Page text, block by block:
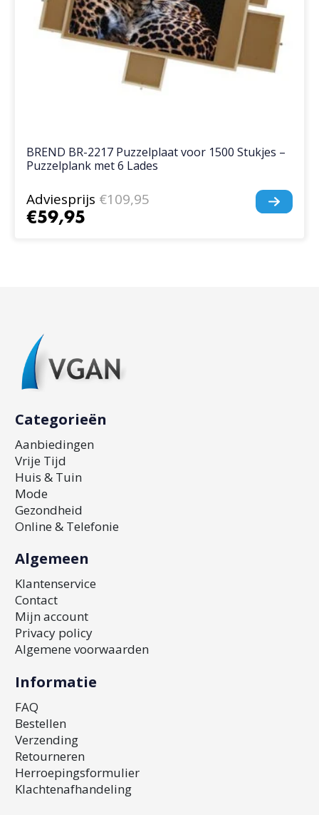
BREND BR-2217 Puzzelplaat voor 1500 Stukjes –
Puzzelplank met 6 Lades
Adviesprijs €109,95
€59,95
Categorieën
Aanbiedingen
Vrije Tijd
Huis & Tuin
Mode
Gezondheid
Online & Telefonie
Algemeen
Klantenservice
Contact
Mijn account
Privacy policy
Algemene voorwaarden
Informatie
FAQ
Bestellen
Verzending
Retourneren
Herroepingsformulier
Klachtenafhandeling